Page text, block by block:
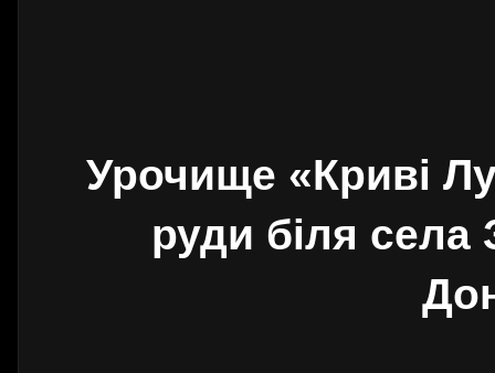
Урочище «Криві
руди біля села